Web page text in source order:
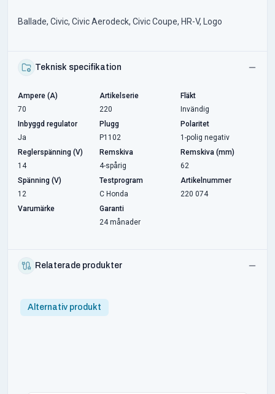
Ballade, Civic, Civic Aerodeck, Civic Coupe, HR-V, Logo
Teknisk specifikation
Ampere (A)
70
Artikelserie
220
Fläkt
Invändig
Inbyggd regulator
Ja
Plugg
P1102
Polaritet
1-polig negativ
Reglerspänning (V)
14
Remskiva
4-spårig
Remskiva (mm)
62
Spänning (V)
12
Testprogram
C Honda
Artikelnummer
220 074
Varumärke
Garanti
24 månader
Relaterade produkter
Alternativ produkt